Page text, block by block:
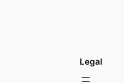
Legal